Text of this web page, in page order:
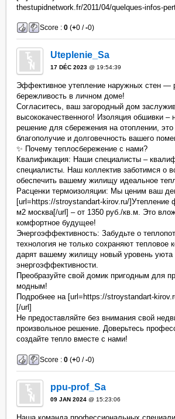
thestupidnetwork.fr/2011/04/quelques-infos-
Score :0 (+0 /-0)
Uteplenie_Sa
17 DÉC 2023 @ 19:54:39
Эффективное утепление наружных стен —
бережливость в личном доме!
Согласитесь, ваш загородный дом
высококачественного! Изоляция обшивки –
решение для сбережения на отоплении,
благополучие и долговечность вашего
✨ Почему теплосбережение с нами?
Квалификация: Наши специалисты –
специалисты. Наш коллектив заботимся о
обеспечить вашему жилищу идеальное
Расценки термоизоляции: Мы ценим ваш
[url=https://stroystandart-kirov.ru/]Утепление
м2 москва[/url] – от 1350 руб./кв.м. Это
комфортное будущее!
Энергоэффективность: Забудьте о
технология не только сохраняют тепловое
дарят вашему жилищу новый уровень уюта
энергоэффективности.
Преобразуйте свой домик пригодным для
модным!
Подробнее на [url=https://stroystandart-
[/url]
Не предоставляйте без внимания свой
произвольное решение. Доверьтесь
создайте тепло вместе с нами!
Score :0 (+0 /-0)
ppu-prof_Sa
09 JAN 2024 @ 15:23:06